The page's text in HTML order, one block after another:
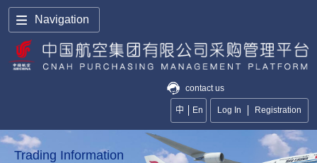
Navigation
contact us
中 En Log In Registration
Trading Information